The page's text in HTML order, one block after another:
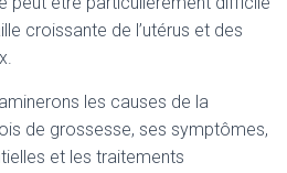
croissante de l’utérus et des
les causes de la
de grossesse, ses symptômes,
et les traitements